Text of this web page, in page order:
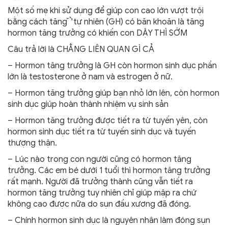
Một số mẹ khi sử dụng để giúp con cao lớn vượt trội
bằng cách tăng ̆ ̛̛̉ tự nhiên (GH) có băn khoăn là tăng
hormon tăng trưởng có khiến con DẬY THÌ SỚM
Câu trả lời là CHẲNG LIÊN QUAN GÌ CẢ
– Hormon tăng trưởng là GH còn hormon sinh dục phần
lớn là testosterone ở nam và estrogen ở nữ.
– Hormon tăng trưởng giúp bạn nhỏ lớn lên, còn hormon
sinh dục giúp hoàn thành nhiệm vụ sinh sản
– Hormon tăng trưởng được tiết ra từ tuyến yên, còn
hormon sinh dục tiết ra từ tuyến sinh dục và tuyến
thượng thận.
– Lúc nào trong con người cũng có hormon tăng
trưởng. Các em bé dưới 1 tuổi thì hormon tăng trưởng
rất mạnh. Người đã trưởng thành cũng vẫn tiết ra
hormon tăng trưởng tuy nhiên chỉ giúp mập ra chứ
không cao được nữa do sụn đầu xương đã đóng.
– Chính hormon sinh dục là nguyên nhân làm đóng sụn